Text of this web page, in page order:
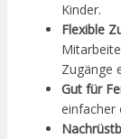
Kinder.
Flexible
Zugänge
Gut für
einfacher